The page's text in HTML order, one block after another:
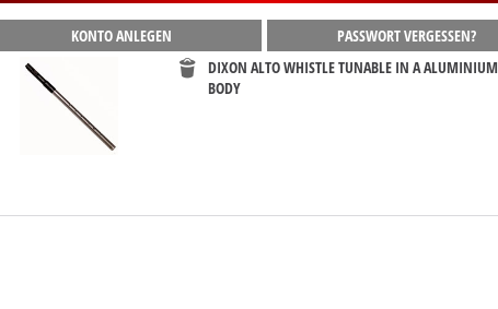
KONTO ANLEGEN
PASSWORT VERGESSEN?
DIXON ALTO WHISTLE TUNABLE IN A ALUMINIUM
BODY